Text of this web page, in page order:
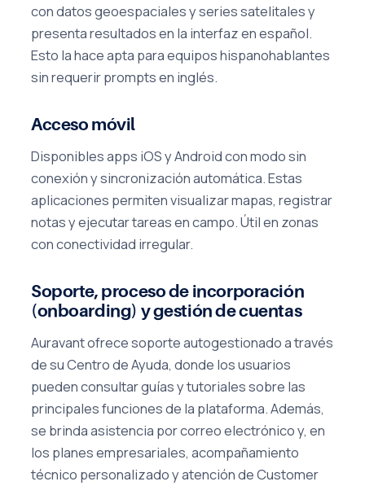
con datos geoespaciales y series satelitales y
presenta resultados en la interfaz en español.
Esto la hace apta para equipos hispanohablantes
sin requerir prompts en inglés.
Acceso móvil
Disponibles apps iOS y Android con modo sin
conexión y sincronización automática. Estas
aplicaciones permiten visualizar mapas, registrar
notas y ejecutar tareas en campo. Útil en zonas
con conectividad irregular.
Soporte, proceso de incorporación
(onboarding) y gestión de cuentas
Auravant ofrece soporte autogestionado a través
de su Centro de Ayuda, donde los usuarios
pueden consultar guías y tutoriales sobre las
principales funciones de la plataforma. Además,
se brinda asistencia por correo electrónico y, en
los planes empresariales, acompañamiento
técnico personalizado y atención de Customer